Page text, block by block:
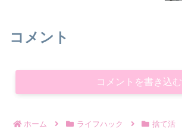
コメント
コメントを書き込む
ホーム ライフハック 捨て活